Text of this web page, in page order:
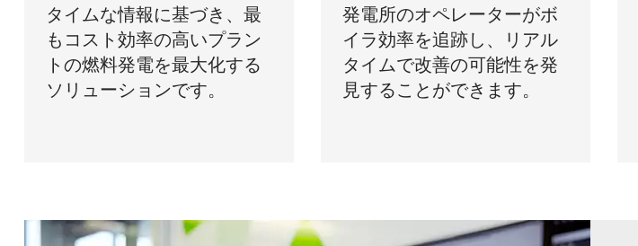
タイムな情報に基づき、最
もコスト効率の高いプラン
トの燃料発電を最大化する
ソリューションです。
発電所のオペレーターがボ
イラ効率を追跡し、リアル
タイムで改善の可能性を発
見することができます。